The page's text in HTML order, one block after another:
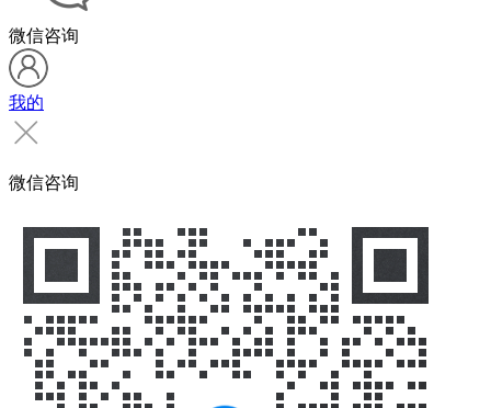
微信咨询
我的
微信咨询